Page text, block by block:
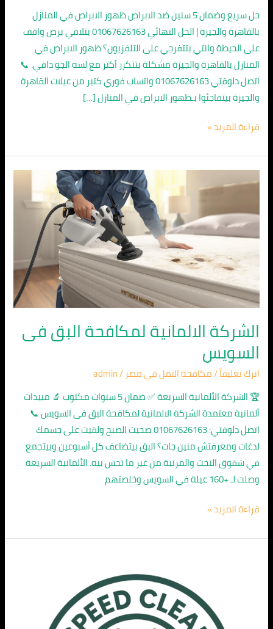
حل سريع وضمان 5 سنين ضد الابراص ظهور الابراص في المنازل
بالقاهرة والجيزة | الحل النهائي 01067626163 بتلاقي برص واقف
على الحيطة وانتي بتتفرجي على التلفزيون؟ ظهور الابراص في
المنازل بالقاهرة والجيزة مشكلة بتتكرر أكتر مع لسه الجو دافي. 📞
اتصل دلوقتي 01067626163 واتساب فوري كتير من عيلات القاهرة
والجيزة بيتفاجئوا بـظهور الابراص في المنازل […]
قراءة المزيد »
الشركة الالمانية لمكافحة البق فى
السويس
اترك تعليقاً/مكافحة النمل في مصر /
admin
🏆 الشركة الألمانية السريعة ✅ ضمان 5 سنوات مكتوب 🔬 مبيدات
ألمانية معتمدة الشركة الالمانية لمكافحة البق فى السويس 📞
اتصل دلوقتي: 01067626163 صحيت الصبح ولقيت على جسمك
لدغات ومعرفتش منين جات؟ البق بيتضاعف كل أسبوعين وبيتجمع
في شقوق التخت والمرتبة من غير ما تحس بيه. الألمانية السريعة
وصلت لـ +160 عيلة في السويس وخلصتهم
الشركة
لمكافحة
البق
فى
السويس
قراءة المزيد »